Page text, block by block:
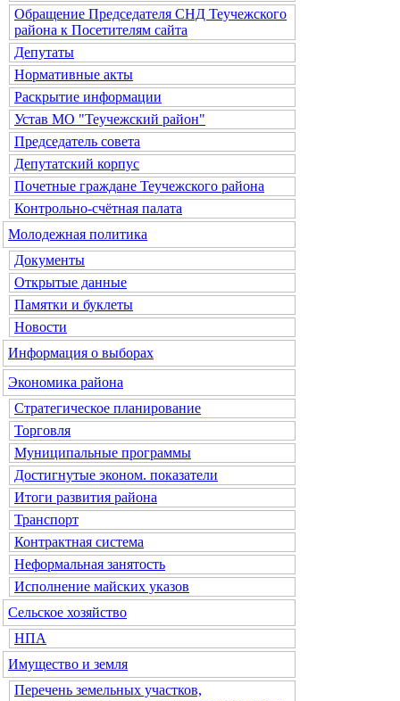
Обращение Председателя СНД Теучежского
района к Посетителям сайта
Депутаты
Нормативные акты
Раскрытие информации
Устав МО "Теучежский район"
Председатель совета
Депутатский корпус
Почетные граждане Теучежского района
Контрольно-счётная палата
Молодежная политика
Документы
Открытые данные
Памятки и буклеты
Новости
Информация о выборах
Экономика района
Стратегическое планирование
Торговля
Муниципальные программы
Достигнутые эконом. показатели
Итоги развития района
Транспорт
Контрактная система
Неформальная занятость
Исполнение майских указов
Сельское хозяйство
НПА
Имущество и земля
Перечень земельных участков,